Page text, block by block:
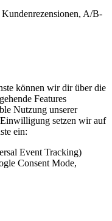
A/B-
können wir dir über die
Features
Nutzung unserer
setzen wir auf
ein:
Event Tracking)
Consent Mode,